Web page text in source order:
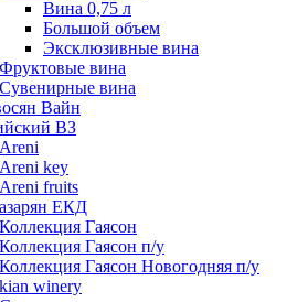
Вина 0,75 л
Большой объем
Эксклюзивные вина
Фруктовые вина
Cувенирные вина
Вайн
ВЗ
Areni
Areni key
Areni fruits
ЕКД
Коллекция Гаясон
Коллекция Гаясон п/у
Коллекция Гаясон Новогодняя п/у
winery